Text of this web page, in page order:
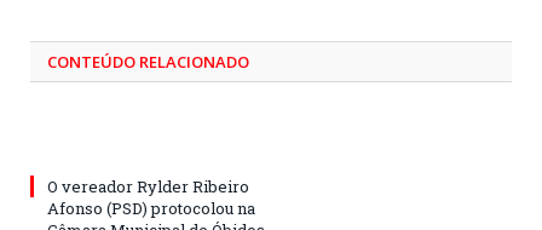
CONTEÚDO RELACIONADO
O vereador Rylder Ribeiro
Afonso (PSD) protocolou na